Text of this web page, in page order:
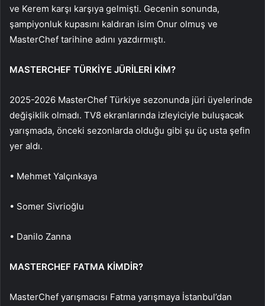
ve Kerem karşı karşıya gelmişti. Gecenin sonunda,
şampiyonluk kupasını kaldıran isim Onur olmuş ve
MasterChef tarihine adını yazdırmıştı.
MASTERCHEF TÜRKİYE JÜRİLERİ KİM?
2025-2026 MasterChef Türkiye sezonunda jüri üyelerinde
değişiklik olmadı. TV8 ekranlarında izleyiciyle buluşacak
yarışmada, önceki sezonlarda olduğu gibi şu üç usta şefin
yer aldı.
• Mehmet Yalçınkaya
• Somer Sivrioğlu
• Danilo Zanna
MASTERCHEF FATMA KİMDİR?
MasterChef yarışmacısı Fatma yarışmaya İstanbul’dan